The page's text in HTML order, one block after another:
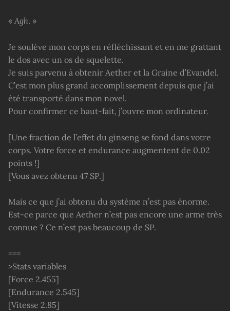
« Agh. »
Je soulève mon corps en réfléchissant et en me grattant
le dos avec un os de squelette.
Je suis parvenu à obtenir Aether et la Graine d’Evandel.
C’est mon plus grand accomplissement depuis que j’ai
été transporté dans mon novel.
Pour confirmer ce haut-fait, j’ouvre mon ordinateur.
[Une fraction de l’effet du ginseng se fond dans votre
corps. Votre force et endurance augmentent de 0.02
points !]
[Vous avez obtenu 47 SP.]
Mais ce que j’ai obtenu du système n’est pas énorme.
Est-ce parce que Aether n’est pas encore une arme très
connue ? Ce n’est pas beaucoup de SP.
===
>Stats variables
[Force 2.455]
[Endurance 2.545]
[Vitesse 2.85]